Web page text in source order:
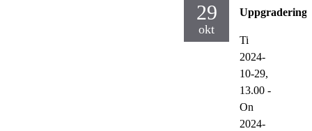
29
okt
Ti
2024-
10-29,
13.00 -
On
2024-